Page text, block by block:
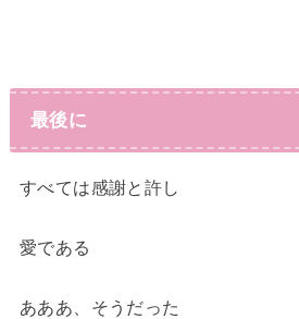
最後に
すべては感謝と許し
愛である
あああ、そうだった